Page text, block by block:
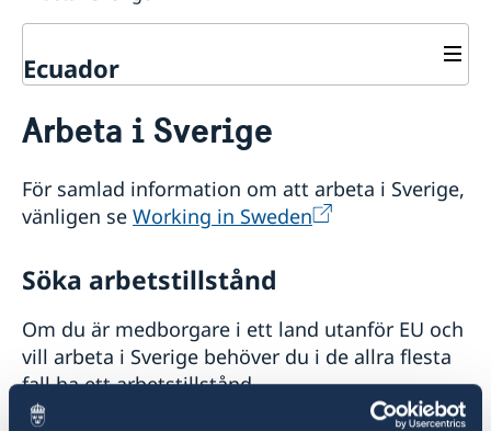
Ecuador
Visum till Sverige
Flytta till någon i Sverige
Ansöka om uppehållstillstånd för familjeanknytning
Apply for a residence permit
Arbeta i Sverige
Arbeta i Sverige
För samlad information om att arbeta i Sverige,
vänligen se Working in Sweden
Söka arbetstillstånd
Om du är medborgare i ett land utanför EU och
vill arbeta i Sverige behöver du i de allra flesta
fall ha ett arbetstillstånd.